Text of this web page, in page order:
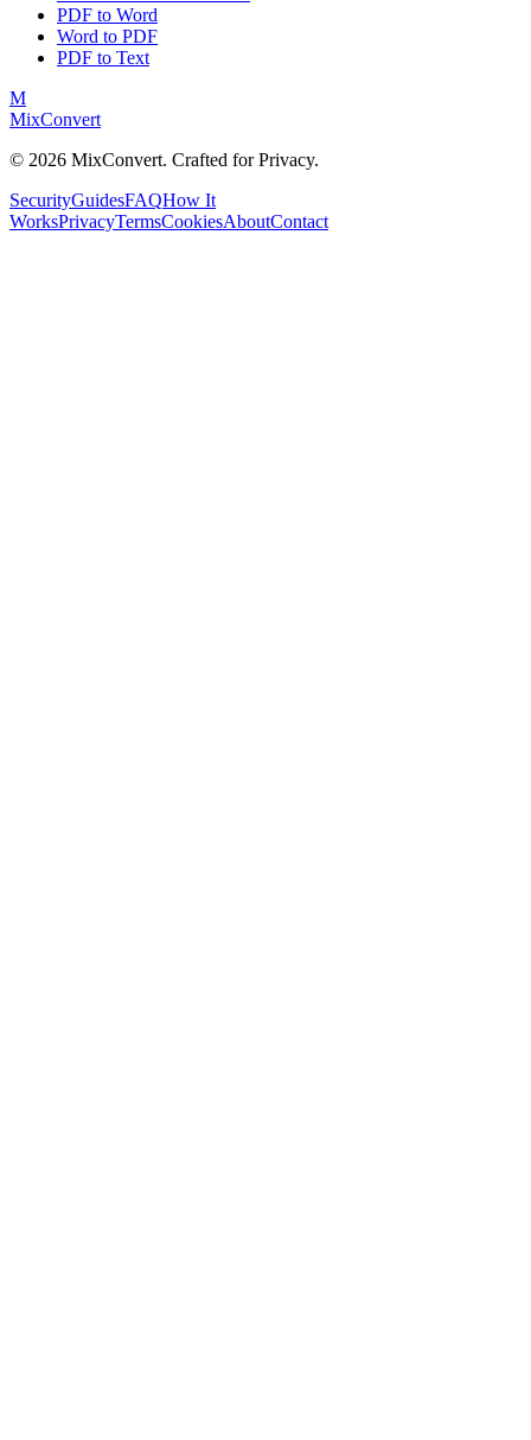
PDF to Word
Word to PDF
PDF to Text
M
MixConvert
© 2026 MixConvert. Crafted for Privacy.
SecurityGuidesFAQHow It
WorksPrivacyTermsCookiesAboutContact